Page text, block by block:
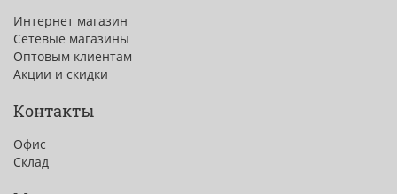
Интернет магазин
Сетевые магазины
Оптовым клиентам
Акции и скидки
Контакты
Офис
Склад